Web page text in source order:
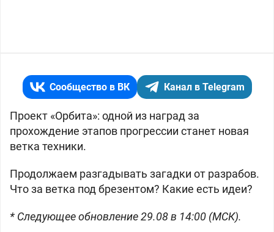
Сообщество в ВК Канал в Telegram
Проект «Орбита»: одной из наград за
прохождение этапов прогрессии станет новая
ветка техники.
Продолжаем разгадывать загадки от разрабов.
Что за ветка под брезентом? Какие есть идеи?
* Следующее обновление 29.08 в 14:00 (МСК).